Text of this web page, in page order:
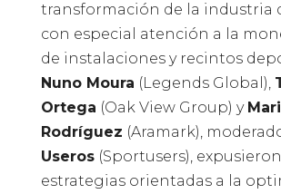
transformación de la industria
con especial atención a la
de instalaciones y recintos
Nuno Moura (Legends Global),
Ortega (Oak View Group) y
Rodríguez (Aramark),
Useros(Sportusers), expusieron
estrategias orientadas a la